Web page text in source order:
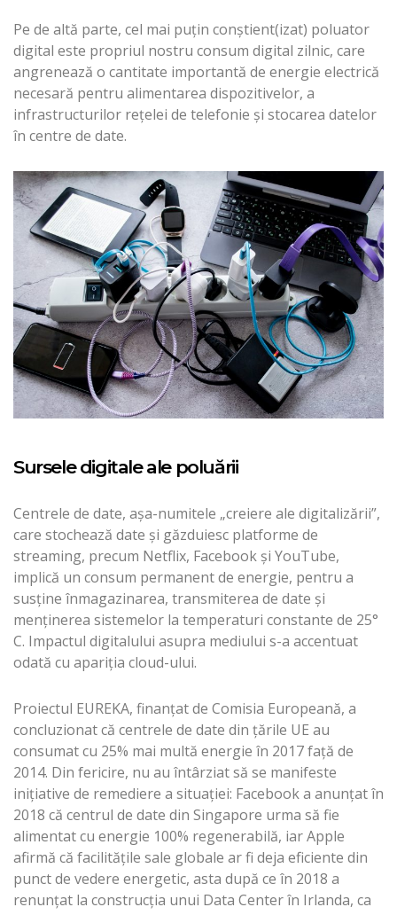
Pe de altă parte, cel mai puțin conștient(izat) poluator
digital este propriul nostru consum digital zilnic, care
angrenează o cantitate importantă de energie electrică
necesară pentru alimentarea dispozitivelor, a
infrastructurilor rețelei de telefonie și stocarea datelor
în centre de date.
Sursele digitale ale poluării
Centrele de date, așa-numitele „creiere ale digitalizării”,
care stochează date și găzduiesc platforme de
streaming, precum Netflix, Facebook și YouTube,
implică un consum permanent de energie, pentru a
susține înmagazinarea, transmiterea de date și
menținerea sistemelor la temperaturi constante de 25°
C. Impactul digitalului asupra mediului s-a accentuat
odată cu apariția cloud-ului.
Proiectul EUREKA, finanțat de Comisia Europeană, a
concluzionat că centrele de date din țările UE au
consumat cu 25% mai multă energie în 2017 faţă de
2014. Din fericire, nu au întârziat să se manifeste
inițiative de remediere a situației: Facebook a anunțat în
2018 că centrul de date din Singapore urma să fie
alimentat cu energie 100% regenerabilă, iar Apple
afirmă că facilitățile sale globale ar fi deja eficiente din
punct de vedere energetic, asta după ce în 2018 a
renunțat la construcția unui Data Center în Irlanda, ca